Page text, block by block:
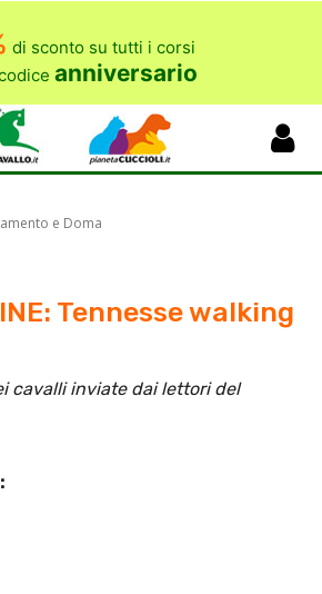
di sconto su tutti i corsi
anniversario
e Doma
Tennesse walking
cavalli inviate dai lettori del